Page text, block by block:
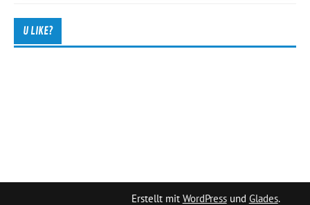
U LIKE?
Erstellt mit WordPressund Glades.